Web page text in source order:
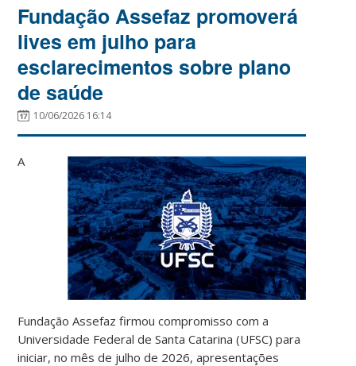
Fundação Assefaz promoverá
lives em julho para
esclarecimentos sobre plano
de saúde
10/06/2026 16:14
A
Fundação Assefaz firmou compromisso com a
Universidade Federal de Santa Catarina (UFSC) para
iniciar, no mês de julho de 2026, apresentações